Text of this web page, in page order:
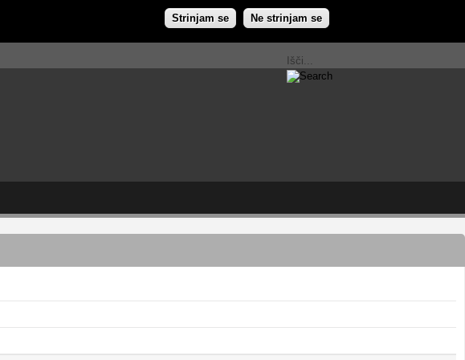
Strinjam se Ne strinjam se